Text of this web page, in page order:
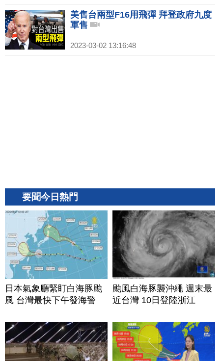
美售台兩型F16用飛彈 拜登政府九度
軍售
2023-03-02 13:16:48
要聞今日熱門
日本氣象廳緊盯白海豚颱
風 台灣最快下午發海警
颱風白海豚襲沖繩 週末最
近台灣 10日登陸浙江